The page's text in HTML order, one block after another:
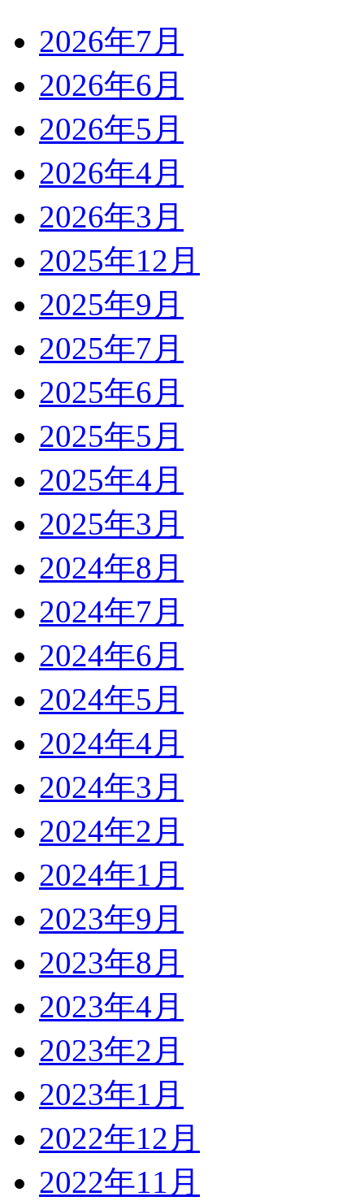
2026年7月
2026年6月
2026年5月
2026年4月
2026年3月
2025年12月
2025年9月
2025年7月
2025年6月
2025年5月
2025年4月
2025年3月
2024年8月
2024年7月
2024年6月
2024年5月
2024年4月
2024年3月
2024年2月
2024年1月
2023年9月
2023年8月
2023年4月
2023年2月
2023年1月
2022年12月
2022年11月